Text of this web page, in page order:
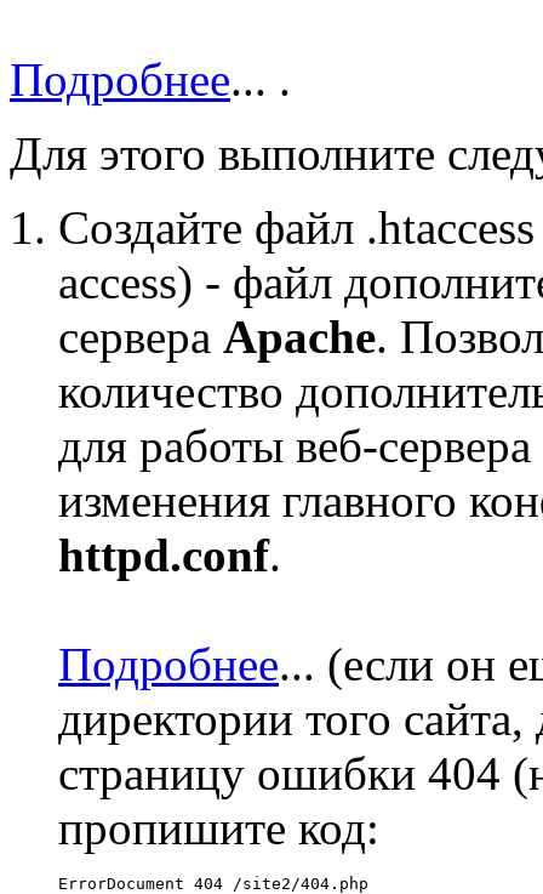
Подробнее... .
Для этого выполните
Создайте файл .htaccess
access) - файл
сервера Apache.
количество
для работы веб-
изменения главного
httpd.conf.
Подробнее... (если он
директории того сайта,
страницу ошибки 404
пропишите код:
ErrorDocument 404 /site2/404.php